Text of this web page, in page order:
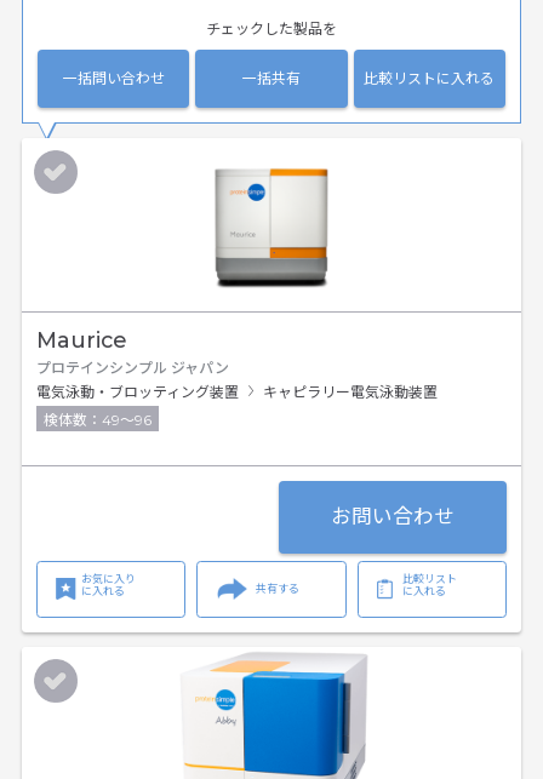
チェックした製品を
一括問い合わせ 一括共有 比較リストに入れる
Maurice
プロテインシンプル ジャパン
電気泳動・ブロッティング装置
キャピラリー電気泳動装置
検体数：49～96
お問い合わせ
お気に入り
に入れる
共有する
比較リスト
に入れる